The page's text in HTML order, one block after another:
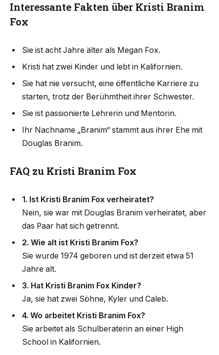
Interessante Fakten über Kristi Branim
Fox
Sie ist acht Jahre älter als Megan Fox.
Kristi hat zwei Kinder und lebt in Kalifornien.
Sie hat nie versucht, eine öffentliche Karriere zu
starten, trotz der Berühmtheit ihrer Schwester.
Sie ist passionierte Lehrerin und Mentorin.
Ihr Nachname „Branim“ stammt aus ihrer Ehe mit
Douglas Branim.
FAQ zu Kristi Branim Fox
1. Ist Kristi Branim Fox verheiratet?
Nein, sie war mit Douglas Branim verheiratet, aber
das Paar hat sich getrennt.
2. Wie alt ist Kristi Branim Fox?
Sie wurde 1974 geboren und ist derzeit etwa 51
Jahre alt.
3. Hat Kristi Branim Fox Kinder?
Ja, sie hat zwei Söhne, Kyler und Caleb.
4. Wo arbeitet Kristi Branim Fox?
Sie arbeitet als Schulberaterin an einer High
School in Kalifornien.